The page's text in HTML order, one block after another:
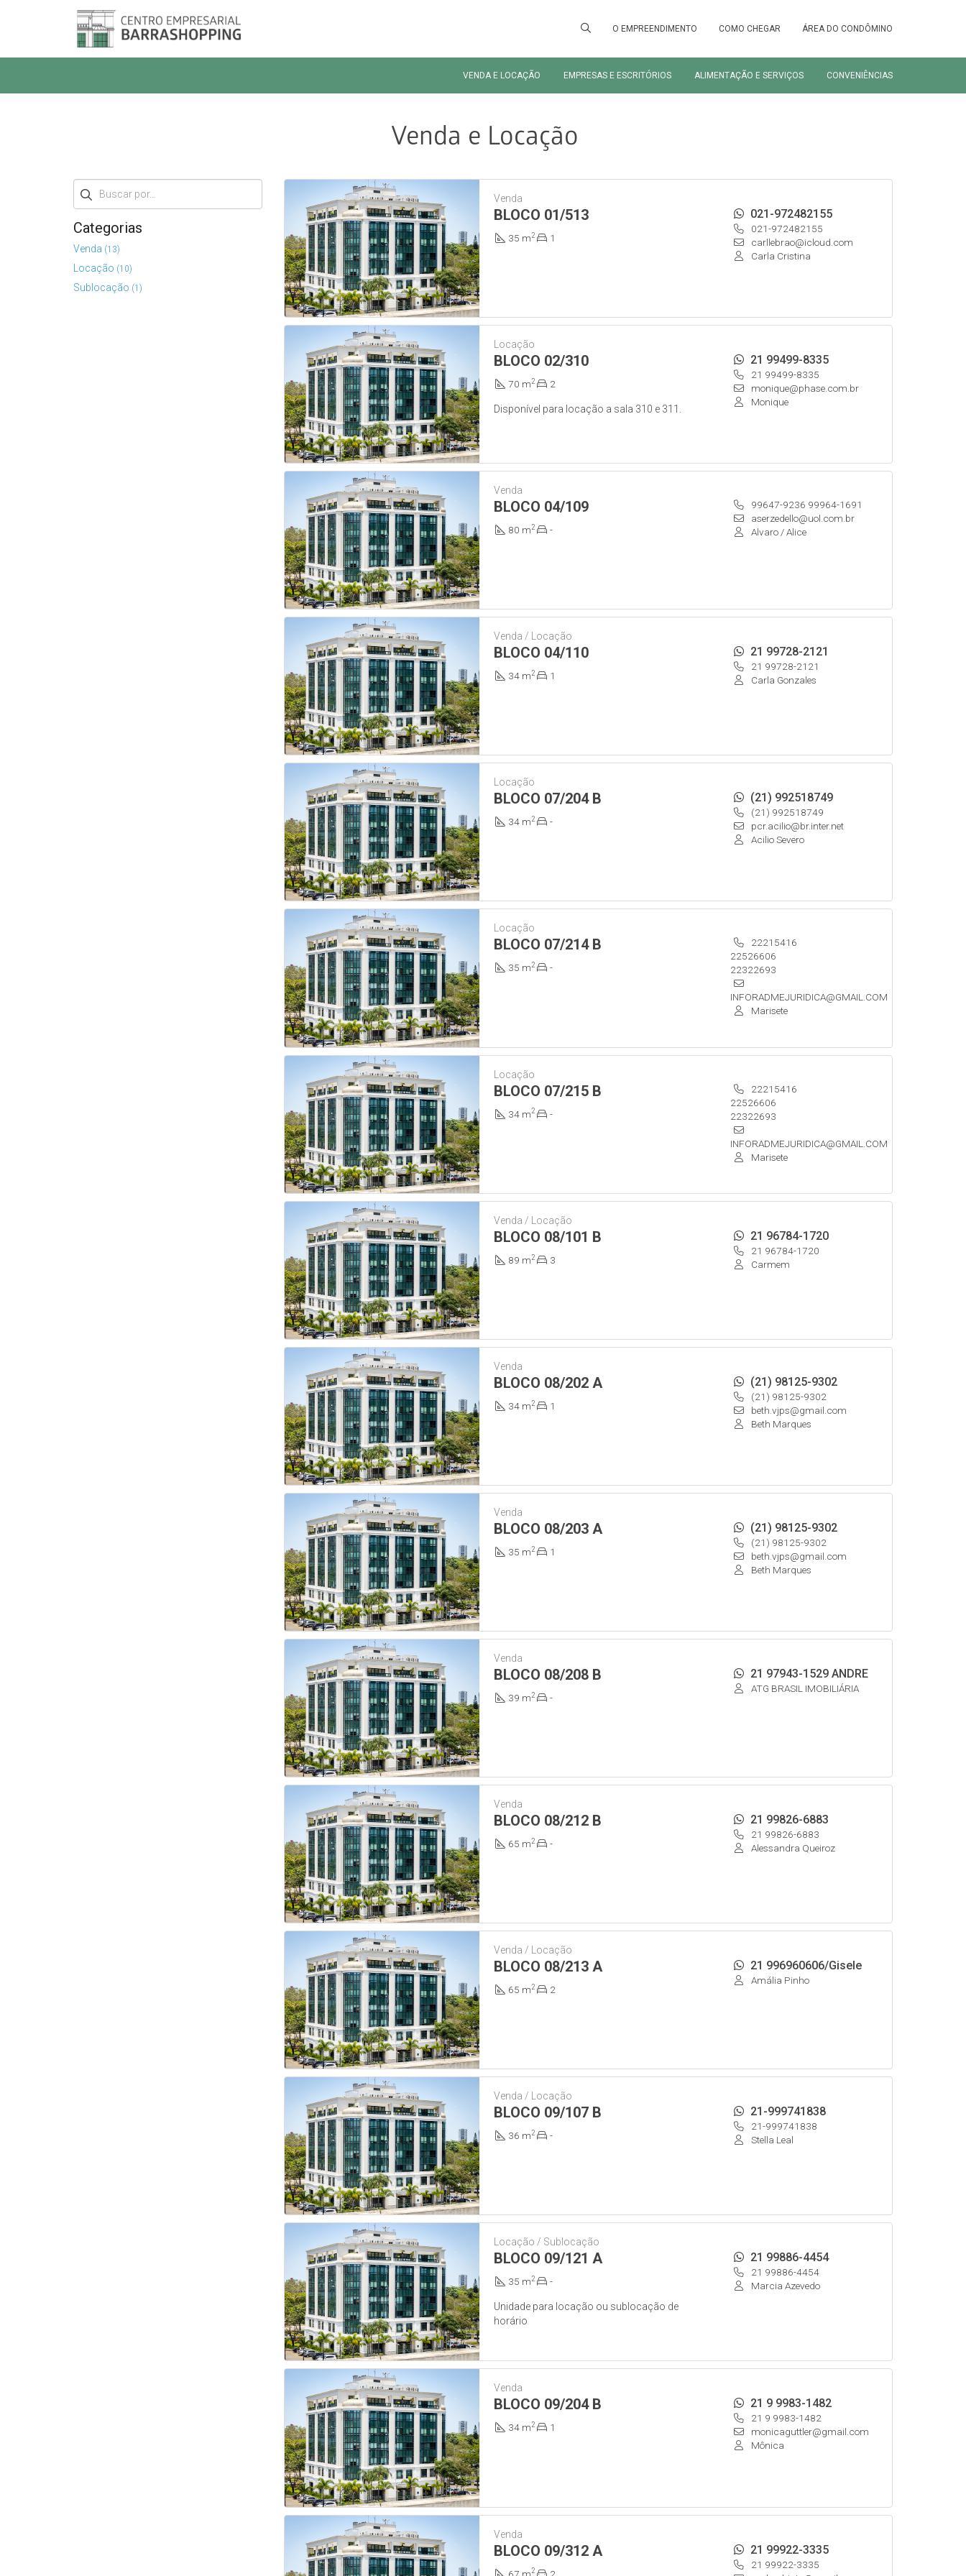
O EMPREENDIMENTO COMO CHEGAR ÁREA DO CONDÔMINO
VENDA E LOCAÇÃO EMPRESAS E ESCRITÓRIOS ALIMENTAÇÃO E SERVIÇOS CONVENIÊNCIAS
Venda e Locação
Buscar
Categorias
Venda (13)
Locação (10)
Sublocação (1)
Venda
BLOCO 01/513
35 m2 1
021-972482155
021-972482155
carllebrao@icloud.com
Carla Cristina
Locação
BLOCO 02/310
70 m2 2
Disponível para locação a sala 310 e 311.
21 99499-8335
21 99499-8335
monique@phase.com.br
Monique
Venda
BLOCO 04/109
80 m2 -
99647-9236 99964-1691
aserzedello@uol.com.br
Alvaro / Alice
Venda / Locação
BLOCO 04/110
34 m2 1
21 99728-2121
21 99728-2121
Carla Gonzales
Locação
BLOCO 07/204 B
34 m2 -
(21) 992518749
(21) 992518749
pcr.acilio@br.inter.net
Acilio Severo
Locação
BLOCO 07/214 B
35 m2 -
22215416
22526606
22322693
INFORADMEJURIDICA@GMAIL.COM
Marisete
Locação
BLOCO 07/215 B
34 m2 -
22215416
22526606
22322693
INFORADMEJURIDICA@GMAIL.COM
Marisete
Venda / Locação
BLOCO 08/101 B
89 m2 3
21 96784-1720
21 96784-1720
Carmem
Venda
BLOCO 08/202 A
34 m2 1
(21) 98125-9302
(21) 98125-9302
beth.vjps@gmail.com
Beth Marques
Venda
BLOCO 08/203 A
35 m2 1
(21) 98125-9302
(21) 98125-9302
beth.vjps@gmail.com
Beth Marques
Venda
BLOCO 08/208 B
39 m2 -
21 97943-1529 ANDRE
ATG BRASIL IMOBILIÁRIA
Venda
BLOCO 08/212 B
65 m2 -
21 99826-6883
21 99826-6883
Alessandra Queiroz
Venda / Locação
BLOCO 08/213 A
65 m2 2
21 996960606/Gisele
Amália Pinho
Venda / Locação
BLOCO 09/107 B
36 m2 -
21-999741838
21-999741838
Stella Leal
Locação / Sublocação
BLOCO 09/121 A
35 m2 -
Unidade para locação ou sublocação de
horário
21 99886-4454
21 99886-4454
Marcia Azevedo
Venda
BLOCO 09/204 B
34 m2 1
21 9 9983-1482
21 9 9983-1482
monicaguttler@gmail.com
Mônica
Venda
BLOCO 09/312 A
67 m2 2
21 99922-3335
21 99922-3335